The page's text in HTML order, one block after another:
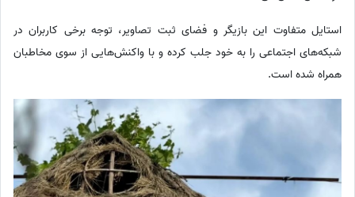
استایل متفاوت این بازیگر و فضای ثبت تصاویر، توجه برخی کاربران در
شبکه‌های اجتماعی را به خود جلب کرده و با واکنش‌هایی از سوی مخاطبان
همراه شده است.